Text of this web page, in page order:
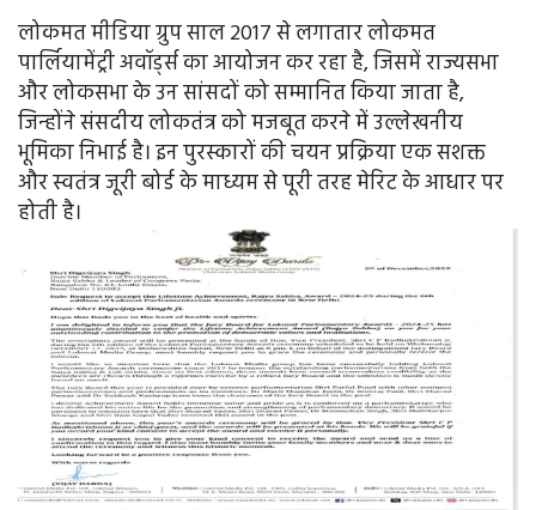
लोकमत मीडिया ग्रुप साल 2017 से लगातार लोकमत
पार्लियामेंट्री अवॉर्ड्स का आयोजन कर रहा है, जिसमें राज्यसभा
और लोकसभा के उन सांसदों को सम्मानित किया जाता है,
जिन्होंने संसदीय लोकतंत्र को मजबूत करने में उल्लेखनीय
भूमिका निभाई है। इन पुरस्कारों की चयन प्रक्रिया एक सशक्त
और स्वतंत्र जूरी बोर्ड के माध्यम से पूरी तरह मेरिट के आधार पर
होती है।